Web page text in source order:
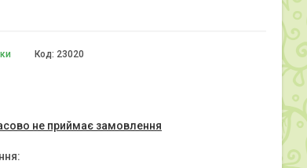
Код: 23020
не приймає замовлення